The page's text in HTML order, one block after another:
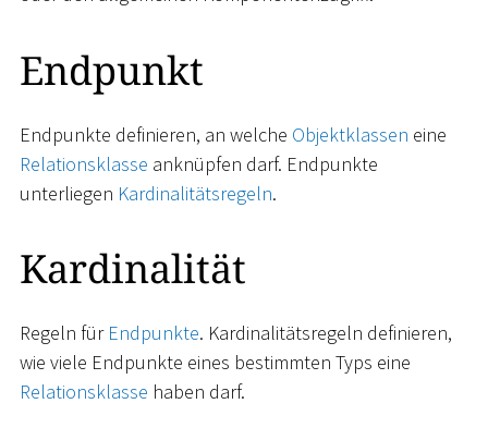
Endpunkt
Endpunkte definieren, an welche Objektklassen eine
Relationsklasse anknüpfen darf. Endpunkte
unterliegen Kardinalitätsregeln.
Kardinalität
Regeln für Endpunkte. Kardinalitätsregeln definieren,
wie viele Endpunkte eines bestimmten Typs eine
Relationsklasse haben darf.